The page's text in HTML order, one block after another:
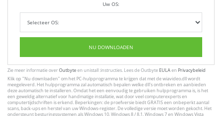
Uw OS:
NU DOWNLOADEN
Zie meer informatie overOutbyteen unistall :instructies. Lees de Outbyte EULAen Privacybeleid
Klik op "Nu downloaden" om het PC-hulpprogramma te krijgen dat met de wiavideo.dll wordt
meegeleverd. Het hulpprogramma zal automatisch bepalen welke dll's ontbreken en aanbieden
deze automatisch te installeren. Omdat het een eenvoudig te gebruiken hulpprogramma is, is het
een geweldig alternatief voor handmatige installatie, wat door veel computerexperts en
computertijdschriften is erkend. Beperkingen: de proefversie biedt GRATIS een onbeperkt aantal
scans, back-ups en herstel van uw Windows-register. De volledige versie moet worden gekocht. Het
ondersteunt besturingssystemen als Windows 10, Windows 8 / 8.1, Windows 7 en Windows Vista